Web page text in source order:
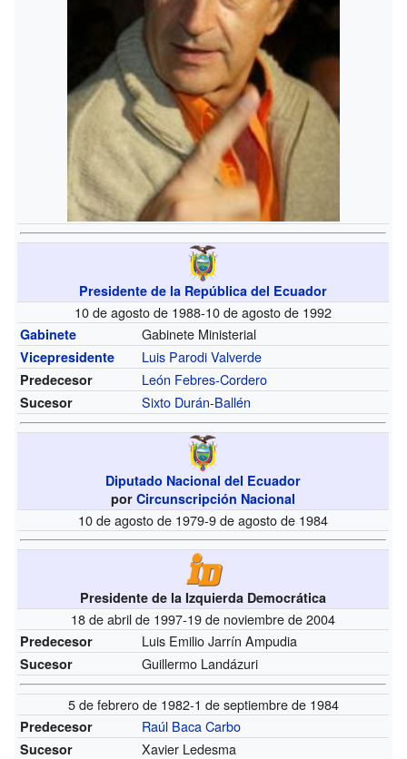
Presidente de la República del Ecuador
10 de agosto de 1988-10 de agosto de 1992
Gabinete Gabinete Ministerial
Vicepresidente Luis Parodi Valverde
Predecesor León Febres-Cordero
Sucesor Sixto Durán-Ballén
Diputado Nacional del Ecuador
porCircunscripción Nacional
10 de agosto de 1979-9 de agosto de 1984
Presidente de la Izquierda Democrática
18 de abril de 1997-19 de noviembre de 2004
Predecesor Luis Emilio Jarrín Ampudia
Sucesor Guillermo Landázuri
5 de febrero de 1982-1 de septiembre de 1984
Predecesor Raúl Baca Carbo
Sucesor Xavier Ledesma